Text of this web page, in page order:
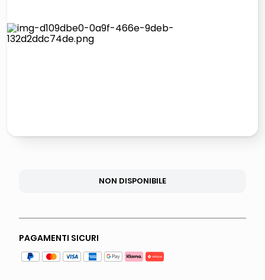
elenco telefonico
pattumiera raccolta differenziata
NON DISPONIBILE
PAGAMENTI SICURI